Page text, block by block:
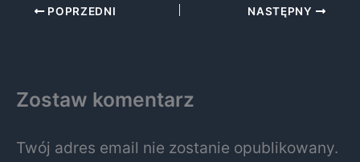
POPRZEDNI NASTĘPNY
Zostaw komentarz
Twój adres email nie zostanie opublikowany.